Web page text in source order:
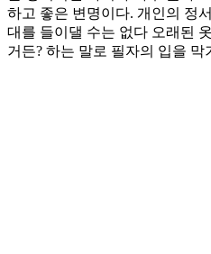
하고 좋은 변명이다. 개인의 정
대를 들이댈 수는 없다 오래된
거든? 하는 말로 필자의 입을 막